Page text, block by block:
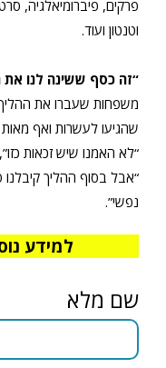
פרקים, פיברומיאלגיה,
וטנטון ועוד.
“זה כסף ששינה לנו את החיים”
משפחות שעברו את ההליך
שהגיעו לעשרות ואף
“לא האמנו שיש זכאות כזו”, מספרת בת לאם סיעודית,
“אבל בסוף ההליך
נפשי”.
למידע
שם מלא